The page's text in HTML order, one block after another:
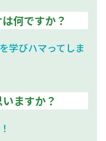
何ですか？
学びハマってしま
ますか？